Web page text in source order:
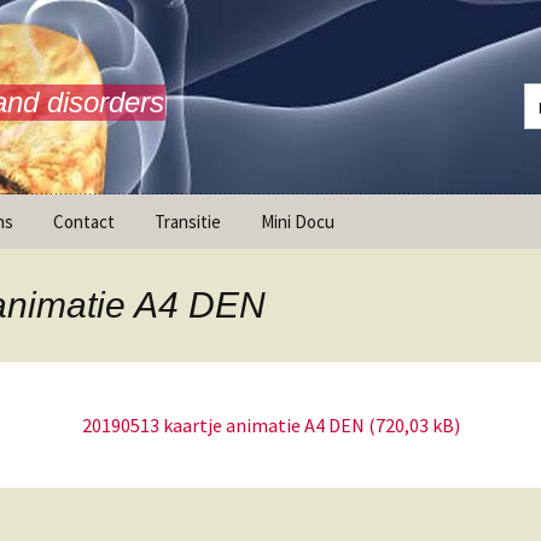
disorders
Contact Transitie Mini Docu
A4 DEN
20190513 kaartje animatie A4 DEN